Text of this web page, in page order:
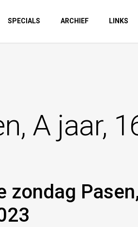
SPECIALS ARCHIEF LINKS
A jaar,
zondag